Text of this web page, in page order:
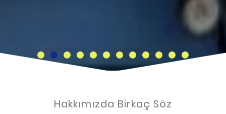
Hakkımızda Birkaç Söz